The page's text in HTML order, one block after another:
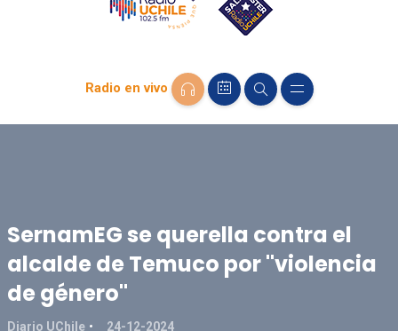
Radio en vivo
SernamEG se querella contra el
alcalde de Temuco por "violencia
de género"
Diario UChile 24-12-2024